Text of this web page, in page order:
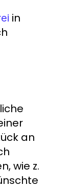
in
an
wie z.